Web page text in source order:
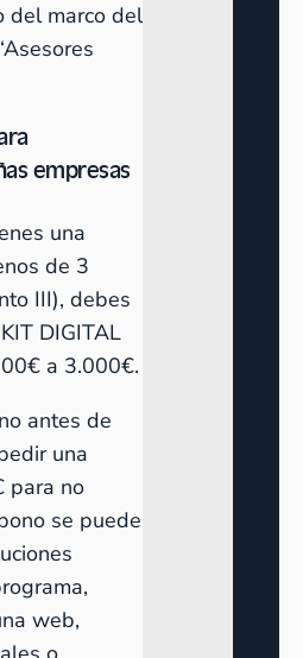
del marco del
empresas
una
de 3
III), debes
DIGITAL
a 3.000€.
antes de
una
para no
se puede
web,